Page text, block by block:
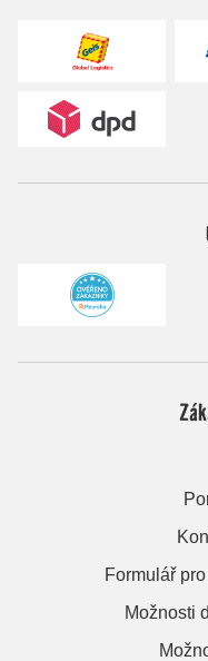
Formulář
Možnosti